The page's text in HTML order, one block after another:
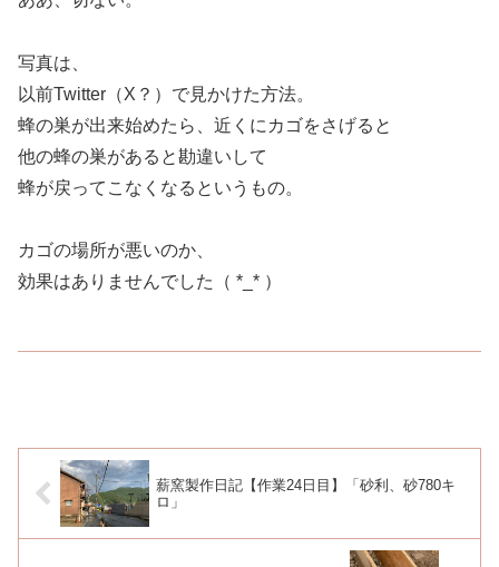
写真は、
以前Twitter（X？）で見かけた方法。
蜂の巣が出来始めたら、近くにカゴをさげると
他の蜂の巣があると勘違いして
蜂が戻ってこなくなるというもの。
カゴの場所が悪いのか、
効果はありませんでした（ *_* ）
薪窯製作日記【作業24日目】「砂利、砂780キ
ロ」